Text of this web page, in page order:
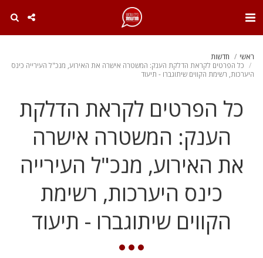
ראשי
חדשות
כל הפרטים לקראת הדלקת הענק: המשטרה אישרה את האירוע, מנכ"ל העירייה כינס
היערכות, רשימת הקווים שיתוגברו - תיעוד
כל הפרטים לקראת הדלקת
הענק: המשטרה אישרה
את האירוע, מנכ"ל העירייה
כינס היערכות, רשימת
הקווים שיתוגברו - תיעוד